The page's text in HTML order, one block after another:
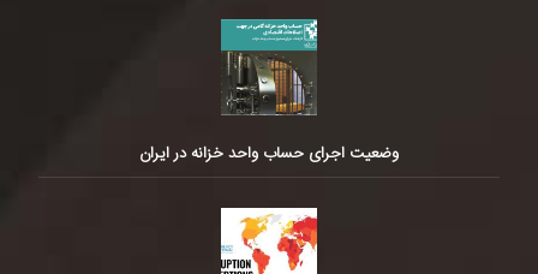
وضعیت اجرای حساب واحد خزانه در ایران